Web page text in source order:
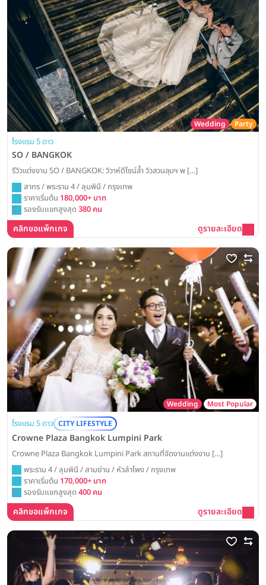
Wedding Party
โรงแรม 5 ดาว
SO / BANGKOK
รีวิวแต่งงาน SO / BANGKOK: วิวาห์ดีไซน์ล้ำ วิวสวนลุมฯ พ […]
สาทร / พระราม 4 / ลุมพินี / กรุงเทพ
ราคาเริ่มต้น 180,000+ บาท
รองรับแขกสูงสุด 380 คน
คลิกขอแพ็กเกจ ดูรายละเอียด
Wedding Most Popular
โรงแรม 5 ดาว CITY LIFESTYLE
Crowne Plaza Bangkok Lumpini Park
Crowne Plaza Bangkok Lumpini Park สถานที่จัดงานแต่งงาน […]
พระราม 4 / ลุมพินี / สามย่าน / หัวลำโพง / กรุงเทพ
ราคาเริ่มต้น 170,000+ บาท
รองรับแขกสูงสุด 400 คน
คลิกขอแพ็กเกจ ดูรายละเอียด